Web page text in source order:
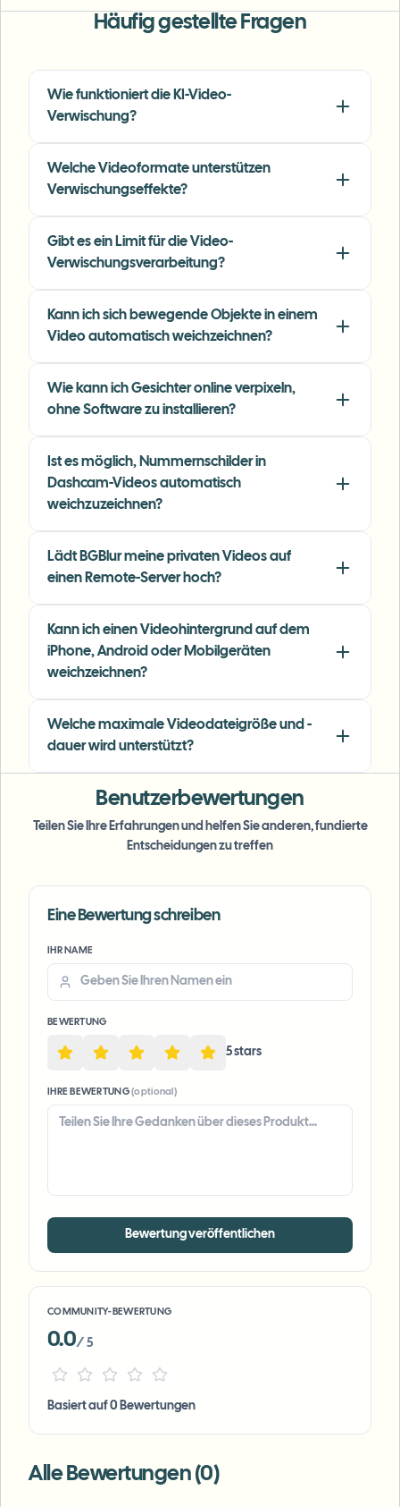
Sarah Johnson
"Perfect for short-form content — selective
blur and automatic license-plate hiding
keeps posts compliant and on-brand without
Emma Rodriguez
Social Media Manager•Digital Agency
"I've used many blur filters, but the adaptive
face and plate blur here are the most natural-
looking — great for client deliverables where
privacy matters.
LT
Freelance Video Editor
"We rely on the motion-aware blur and plate
anonymization for on-the-go product demos.
It's fast, consistent, and saves legal review
time."
MC
Michael Chen
Häufig gestellte Fragen
Wie funktioniert die KI-Video-
Verwischung?
Welche Videoformate unterstützen
Verwischungseffekte?
Gibt es ein Limit für die Video-
Verwischungsverarbeitung?
Kann ich sich bewegende Objekte in einem
Video automatisch weichzeichnen?
Wie kann ich Gesichter online verpixeln,
ohne Software zu installieren?
Ist es möglich, Nummernschilder in
Dashcam-Videos automatisch
weichzuzeichnen?
Lädt BGBlur meine privaten Videos auf
einen Remote-Server hoch?
Kann ich einen Videohintergrund auf dem
iPhone, Android oder Mobilgeräten
weichzeichnen?
Welche maximale Videodateigröße und -
dauer wird unterstützt?
Voice Anon
Benutzerbewertungen
Teilen Sie Ihre Erfahrungen und helfen Sie anderen, fundierte
Entscheidungen zu treffen
Eine Bewertung schreiben
IHR NAME
BEWERTUNG
5stars
IHRE BEWERTUNG (optional)
Bewertung veröffentlichen
COMMUNITY-BEWERTUNG
0.0/ 5
Basiert auf 0 Bewertungen
Alle Bewertungen (0)